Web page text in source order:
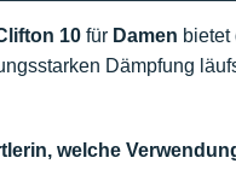
10 für Damen
Dämpfung
welche